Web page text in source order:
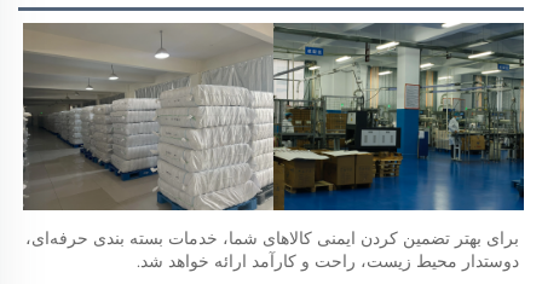
دوستدار محیط زیست، راحت و کارآمد ارائه خواهد شد.